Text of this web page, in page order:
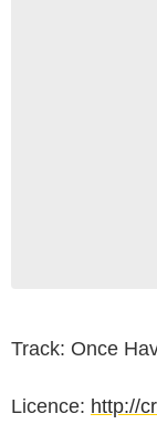
Track: Once
Licence: http://